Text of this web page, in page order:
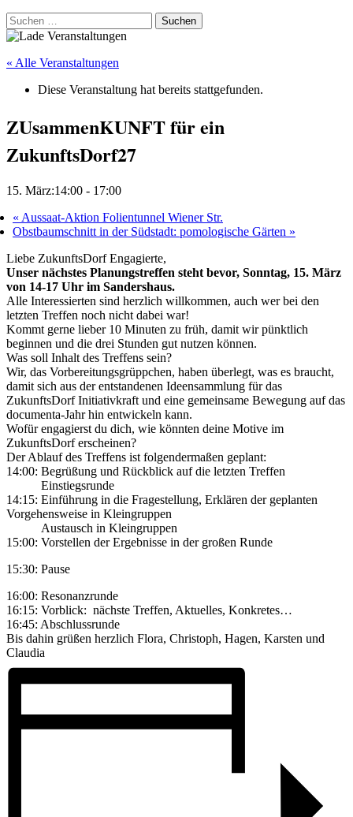
Suchen
nach:
« Alle Veranstaltungen
Diese Veranstaltung hat bereits stattgefunden.
ZUsammenKUNFT für ein
ZukunftsDorf27
15. März:14:00 - 17:00
« Aussaat-Aktion Folientunnel Wiener Str.
Obstbaumschnitt in der Südstadt: pomologische Gärten »
Liebe ZukunftsDorf Engagierte,
Unser nächstes Planungstreffen steht bevor, Sonntag, 15. März
von 14-17 Uhr im Sandershaus.
Alle Interessierten sind herzlich willkommen, auch wer bei den
letzten Treffen noch nicht dabei war!
Kommt gerne lieber 10 Minuten zu früh, damit wir pünktlich
beginnen und die drei Stunden gut nutzen können.
Was soll Inhalt des Treffens sein?
Wir, das Vorbereitungsgrüppchen, haben überlegt, was es braucht,
damit sich aus der entstandenen Ideensammlung für das
ZukunftsDorf Initiativkraft und eine gemeinsame Bewegung auf das
documenta-Jahr hin entwickeln kann.
Wofür engagierst du dich, wie könnten deine Motive im
ZukunftsDorf erscheinen?
Der Ablauf des Treffens ist folgendermaßen geplant:
14:00: Begrüßung und Rückblick auf die letzten Treffen
Einstiegsrunde
14:15: Einführung in die Fragestellung, Erklären der geplanten
Vorgehensweise in Kleingruppen
Austausch in Kleingruppen
15:00: Vorstellen der Ergebnisse in der großen Runde
15:30: Pause
16:00: Resonanzrunde
16:15: Vorblick: nächste Treffen, Aktuelles, Konkretes…
16:45: Abschlussrunde
Bis dahin grüßen herzlich Flora, Christoph, Hagen, Karsten und
Claudia